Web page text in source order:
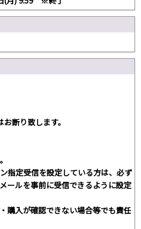
断り致します。
指定受信を設定している方は、必ず
ールを事前に受信できるように設定
購入が確認できない場合等でも責任